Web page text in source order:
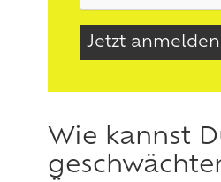
Wie kannst